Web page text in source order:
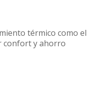
térmico como el
confort y ahorro